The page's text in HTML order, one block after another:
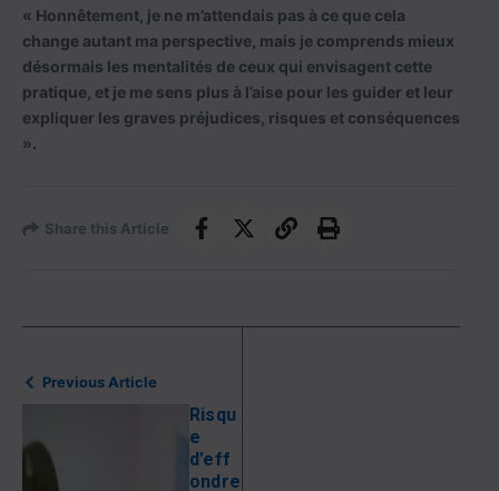
« Honnêtement, je ne m’attendais pas à ce que cela
change autant ma perspective, mais je comprends mieux
désormais les mentalités de ceux qui envisagent cette
pratique, et je me sens plus à l’aise pour les guider et leur
expliquer les graves préjudices, risques et conséquences
».
Share this Article
Previous Article
Risqu
e
d’eff
ondre